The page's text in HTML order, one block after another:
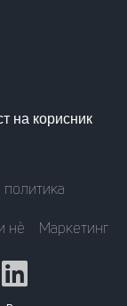
на корисник
политика
нè Маркетинг